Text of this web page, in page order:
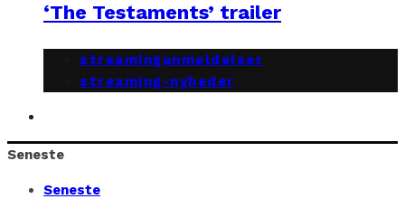
‘The Testaments’ trailer
streaminganmeldelser
streaming-nyheder
Seneste
Seneste